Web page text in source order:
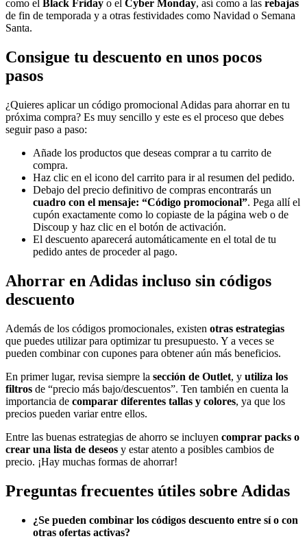
como el Black Friday o el Cyber Monday, así como a las rebajas
de fin de temporada y a otras festividades como Navidad o Semana
Santa.
Consigue tu descuento en unos pocos
pasos
¿Quieres aplicar un código promocional Adidas para ahorrar en tu
próxima compra? Es muy sencillo y este es el proceso que debes
seguir paso a paso:
Añade los productos que deseas comprar a tu carrito de
compra.
Haz clic en el icono del carrito para ir al resumen del pedido.
Debajo del precio definitivo de compras encontrarás un
cuadro con el mensaje: “Código promocional”. Pega allí el
cupón exactamente como lo copiaste de la página web o de
Discoup y haz clic en el botón de activación.
El descuento aparecerá automáticamente en el total de tu
pedido antes de proceder al pago.
Ahorrar en Adidas incluso sin códigos
descuento
Además de los códigos promocionales, existen otras estrategias
que puedes utilizar para optimizar tu presupuesto. Y a veces se
pueden combinar con cupones para obtener aún más beneficios.
En primer lugar, revisa siempre la sección de Outlet, y utiliza los
filtros de “precio más bajo/descuentos”. Ten también en cuenta la
importancia de comparar diferentes tallas y colores, ya que los
precios pueden variar entre ellos.
Entre las buenas estrategias de ahorro se incluyen comprar packs o
crear una lista de deseos y estar atento a posibles cambios de
precio. ¡Hay muchas formas de ahorrar!
Preguntas frecuentes útiles sobre Adidas
¿Se pueden combinar los códigos descuento entre sí o con
otras ofertas activas?